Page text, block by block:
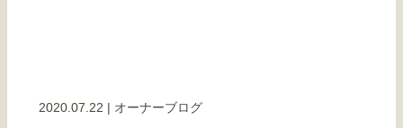
2020.07.22 | オーナーブログ